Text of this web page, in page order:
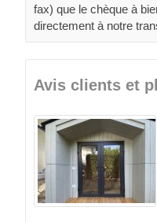
fax) que le chèque à
directement à notre
Avis clients et